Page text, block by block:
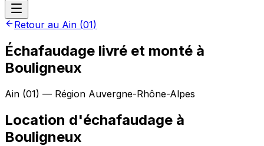
Retour au Ain (01)
Échafaudage livré et monté à
Bouligneux
Ain (01) — Région Auvergne-Rhône-Alpes
Location d'échafaudage à
Bouligneux